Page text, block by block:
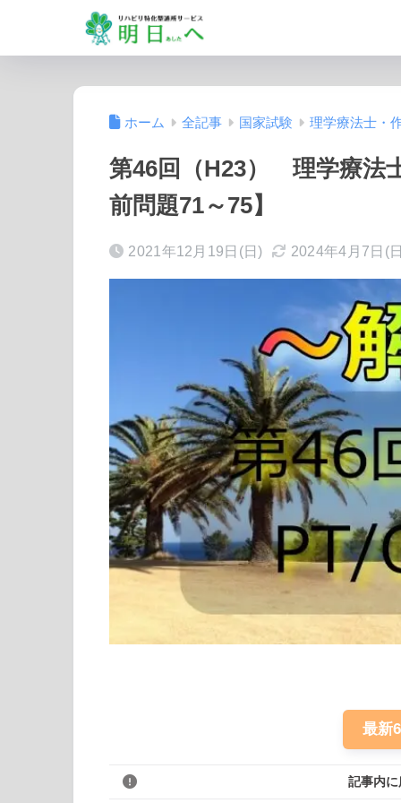
ホーム 全記事 国家試験 理学療法士・
第46回（H23） 理学療法
前問題71～75】
2021年12月19日(日) 2024年4月7日(
最新
記事内